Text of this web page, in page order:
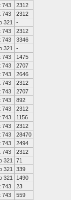
743
2312
743
2312
321
-
743
2312
743
3346
321
-
743
1475
743
2707
743
2646
743
2312
743
2707
743
892
743
2312
743
1156
743
2312
743
28470
743
2494
743
2312
321
71
321
339
321
1490
743
23
743
559